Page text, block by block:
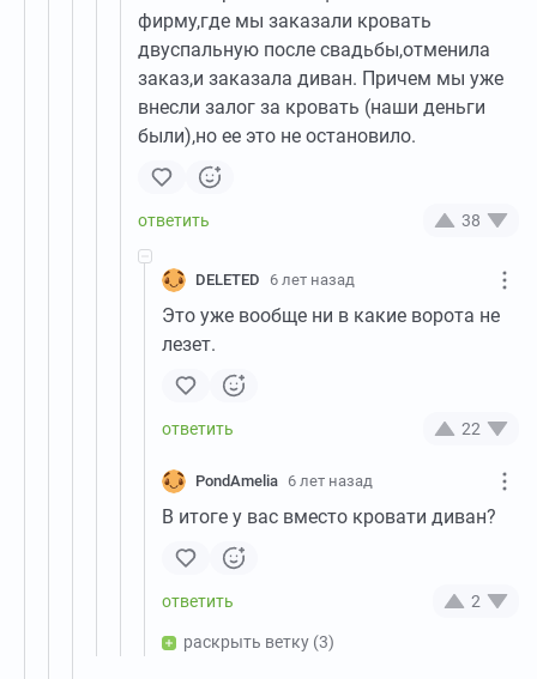
фирму,где мы заказали кровать
двуспальную после свадьбы,отменила
заказ,и заказала диван. Причем мы уже
внесли залог за кровать (наши деньги
были),но ее это не остановило.
38
DELETED 6 лет назад
Это уже вообще ни в какие ворота не
лезет.
22
PondAmelia 6 лет назад
В итоге у вас вместо кровати диван?
2
раскрыть ветку (3)